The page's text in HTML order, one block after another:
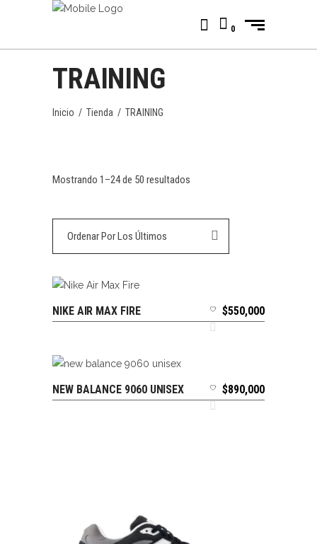
0
TRAINING
Inicio / Tienda / TRAINING
Mostrando 1–24 de 50 resultados
Ordenar Por Los Últimos
SELECCIONAR OPCIONES
NIKE AIR MAX FIRE $550,000
SELECCIONAR OPCIONES
NEW BALANCE 9060 UNISEX $890,000